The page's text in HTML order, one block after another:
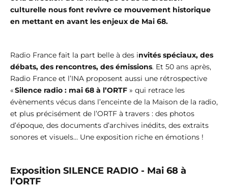
culturelle nous font revivre ce mouvement historique
en mettant en avant les enjeux de Mai 68.
Radio France fait la part belle à des invités spéciaux, des
débats, des rencontres, des émissions. Et 50 ans après,
Radio France et l’INA proposent aussi une rétrospective
«Silence radio : mai 68 à l’ORTF » qui retrace les
évènements vécus dans l’enceinte de la Maison de la radio,
et plus précisément de l’ORTF à travers : des photos
d’époque, des documents d’archives inédits, des extraits
sonores et visuels… Une exposition riche en émotions !
Exposition SILENCE RADIO - Mai 68 à
l’ORTF